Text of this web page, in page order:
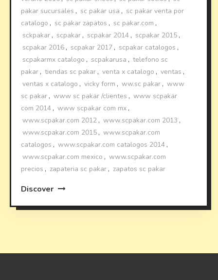
pakar sucursales , sc pakar usa , sc pakar venta por
catalogo , sc pakar zapatos , sc pakar.com ,
sckpakar , scpakar , scpakar 2014 , scpakar 2015 ,
scpakar 2016 , scpakar 2017 , scpakar catalogos ,
scpakarmx catalogo , scpakarusa , telefono sc
pakar , tiendas sc pakar , venta x catalogo , ventas ,
ventas x catalogo , vicky form , ww.sc pakar , www
sc pakar , www sc pakar /clientes , www scpakar
com 2014 , www scpakar com mx ,
www.scpakar.com 2012 , www.scpakar.com 2013 ,
www.scpakar.com 2015 , www.scpakar.com
catalogos , www.scpakar.com catalogos 2014 ,
www.scpakar.com mexico , www.scpakar.com
precios , zapateria sc pakar , zapatos sc pakar
Discover